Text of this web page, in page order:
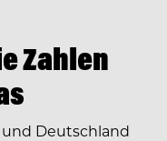
Zahlen
Deutschland